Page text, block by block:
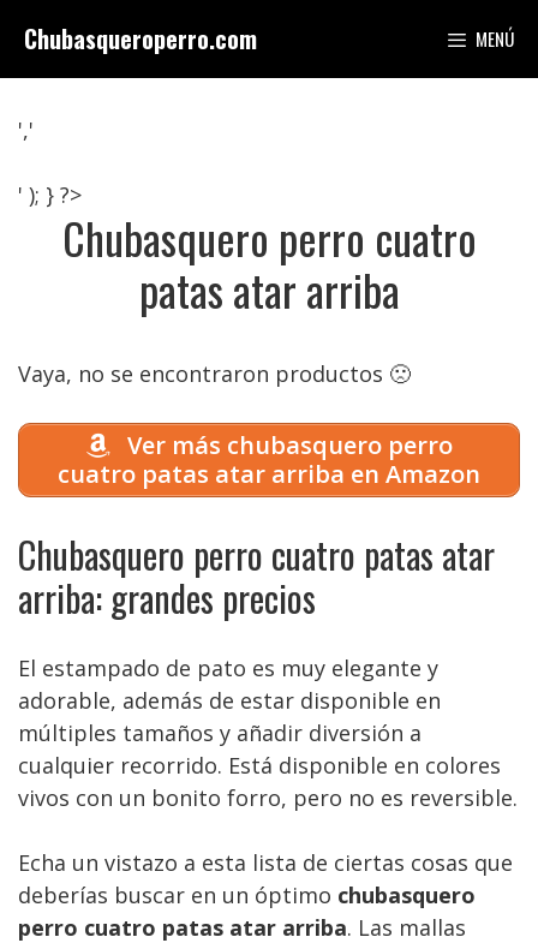
contenido
Chubasqueroperro.com MENÚ
','
' ); } ?>
Chubasquero perro cuatro
patas atar arriba
Vaya, no se encontraron productos 🙁
Ver más chubasquero perro
cuatro patas atar arriba en Amazon
Chubasquero perro cuatro patas atar
arriba: grandes precios
El estampado de pato es muy elegante y
adorable, además de estar disponible en
múltiples tamaños y añadir diversión a
cualquier recorrido. Está disponible en colores
vivos con un bonito forro, pero no es reversible.
Echa un vistazo a esta lista de ciertas cosas que
deberías buscar en un óptimo chubasquero
perro cuatro patas atar arriba. Las mallas